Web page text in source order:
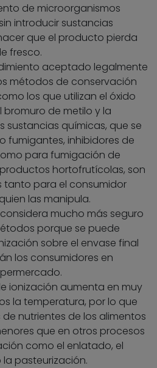
de microorganismos
introducir sustancias
que el producto pierda
fresco.
aceptado legalmente
métodos de conservación
los que utilizan el óxido
bromuro de metilo y la
sustancias químicas, que se
fumigantes, inhibidores de
para fumigación de
hortofrutícolas, son
tanto para el consumidor
las manipula.
mucho más seguro
porque se puede
sobre el envase final
los consumidores en
ionización aumenta en muy
la temperatura, por lo que
nutrientes de los alimentos
que en otros procesos
como el enlatado, el
pasteurización.